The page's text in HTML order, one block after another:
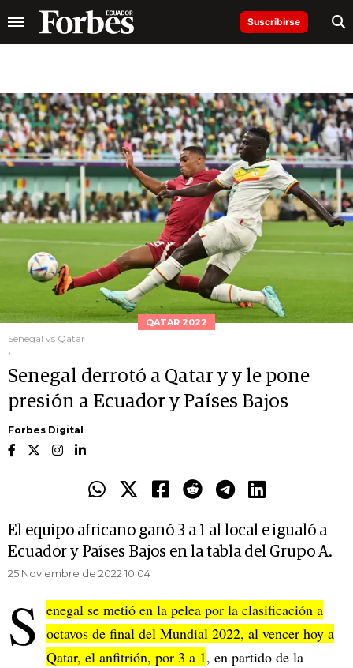
Suscribirse
QATAR 2022
Senegal vs Qatar
.
Senegal derrotó a Qatar y y le pone
presión a Ecuador y Países Bajos
Forbes Digital
El equipo africano ganó 3 a 1 al local e igualó a
Ecuador y Países Bajos en la tabla del Grupo A.
25 Noviembre de 2022 10.04
S enegal se metió en la pelea por la clasificación a
octavos de final del Mundial 2022, al vencer hoy a
Qatar, el anfitrión, por 3 a 1, en partido de la